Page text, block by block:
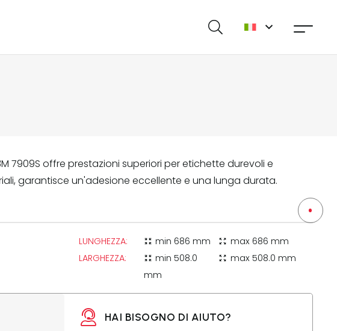
7909S offre prestazioni superiori per etichette durevoli e
garantisce un'adesione eccellente e una lunga durata.
LUNGHEZZA: zoom_in_map min 686 mm zoom_out_map max 686 mm
LARGHEZZA:
zoom_in_map min508.0
mm
zoom_out_map max508.0 mm
HAI BISOGNO DI AIUTO?